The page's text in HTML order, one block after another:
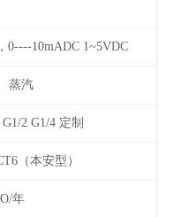
0----10mADC 1~5VDC
蒸汽
2 G1/4 定制
（本安型）
年